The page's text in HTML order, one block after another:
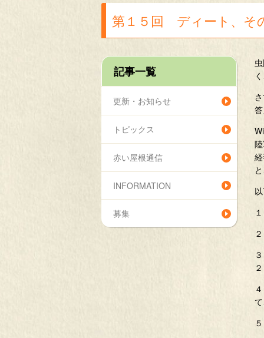
第１５回 ディート、そ
記事一覧
更新・お知らせ
トピックス
赤い屋根通信
INFORMATION
募集